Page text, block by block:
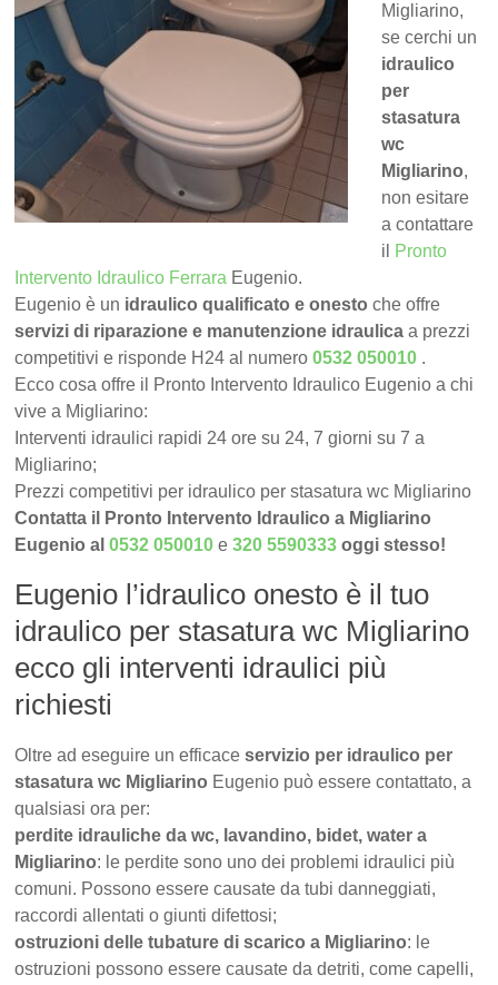
Migliarino,
se cerchi un
idraulico
per
stasatura
wc
Migliarino,
non esitare
a contattare
il Pronto
Intervento Idraulico Ferrara Eugenio.
Eugenio è un idraulico qualificato e onesto che offre
servizi di riparazione e manutenzione idraulica a prezzi
competitivi e risponde H24 al numero0532 050010 .
Ecco cosa offre il Pronto Intervento Idraulico Eugenio a chi
vive a Migliarino:
Interventi idraulici rapidi 24 ore su 24, 7 giorni su 7 a
Migliarino;
Prezzi competitivi per idraulico per stasatura wc Migliarino
Contatta il Pronto Intervento Idraulico a Migliarino
Eugenio al0532 050010 e320 5590333 oggi stesso!
Eugenio l’idraulico onesto è il tuo
idraulico per stasatura wc Migliarino
ecco gli interventi idraulici più
richiesti
Oltre ad eseguire un efficaceservizio per idraulico per
stasatura wc Migliarino Eugenio può essere contattato, a
qualsiasi ora per:
perdite idrauliche da wc, lavandino, bidet, water a
Migliarino: le perdite sono uno dei problemi idraulici più
comuni. Possono essere causate da tubi danneggiati,
raccordi allentati o giunti difettosi;
ostruzioni delle tubature di scarico a Migliarino: le
ostruzioni possono essere causate da detriti, come capelli,